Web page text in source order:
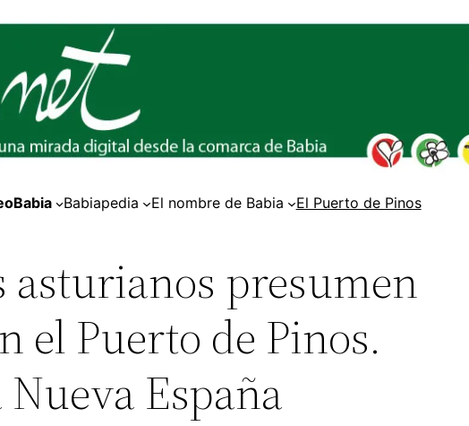
Babiapedia El nombre de Babia El Puerto de Pinos
asturianos presumen
el Puerto de Pinos.
España